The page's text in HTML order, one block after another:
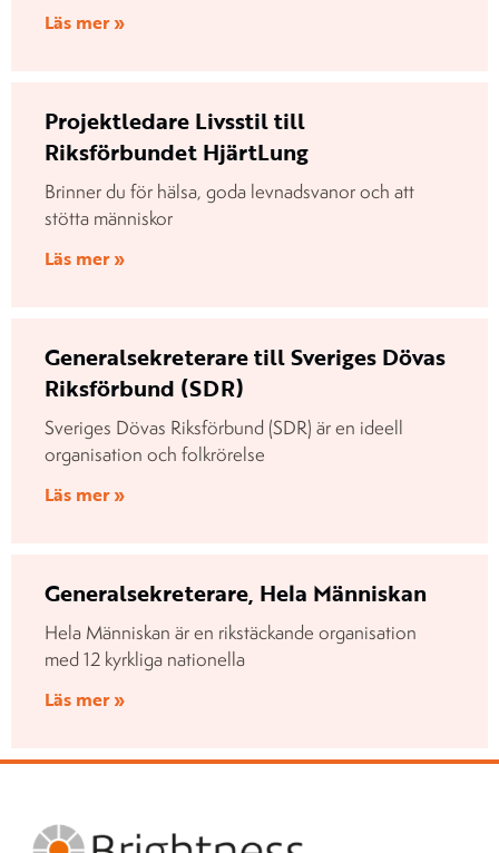
Läs mer »
Projektledare Livsstil till
Riksförbundet HjärtLung
Brinner du för hälsa, goda levnadsvanor och att
stötta människor
Läs mer »
Generalsekreterare till Sveriges Dövas
Riksförbund (SDR)
Sveriges Dövas Riksförbund (SDR) är en ideell
organisation och folkrörelse
Läs mer »
Generalsekreterare, Hela Människan
Hela Människan är en rikstäckande organisation
med 12 kyrkliga nationella
Läs mer »